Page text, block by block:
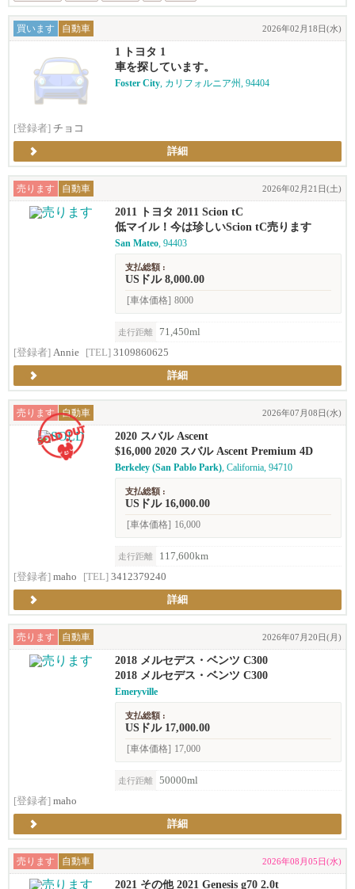
買います 自動車 2026年02月18日(水)
1 トヨタ 1
車を探しています。
Foster City, カリフォルニア州, 94404
[登録者] チョコ
詳細
売ります 自動車 2026年02月21日(土)
2011 トヨタ 2011 Scion tC
低マイル！今は珍しいScion tC売ります
San Mateo, 94403
支払総額 :
USドル 8,000.00
[車体価格] 8000
走行距離
71,450ml
[登録者] Annie [TEL] 3109860625
詳細
売ります 自動車 2026年07月08日(水)
2020 スバル Ascent
$16,000 2020 スバル Ascent Premium 4D
Berkeley (San Pablo Park), California, 94710
支払総額 :
USドル 16,000.00
[車体価格] 16,000
走行距離
117,600km
[登録者] maho [TEL] 3412379240
詳細
売ります 自動車 2026年07月20日(月)
2018 メルセデス・ベンツ C300
2018 メルセデス・ベンツ C300
Emeryville
支払総額 :
USドル 17,000.00
[車体価格] 17,000
走行距離
50000ml
[登録者] maho
詳細
売ります 自動車 2026年08月05日(水)
2021 その他 2021 Genesis g70 2.0t